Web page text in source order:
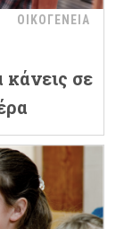
ΟΙΚΟΓΕΝΕΙΑ
κάνεις σε